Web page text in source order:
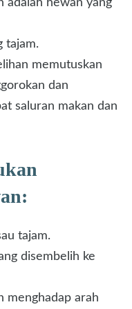
adalah hewan yang
tajam.
memutuskan
dan
saluran makan dan
tajam.
disembelih ke
menghadap arah